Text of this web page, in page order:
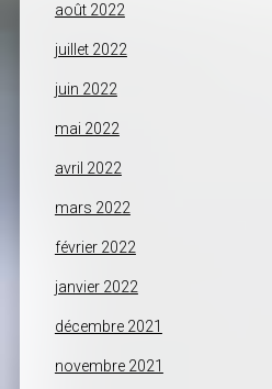
août 2022
juillet 2022
juin 2022
mai 2022
avril 2022
mars 2022
février 2022
janvier 2022
décembre 2021
novembre 2021